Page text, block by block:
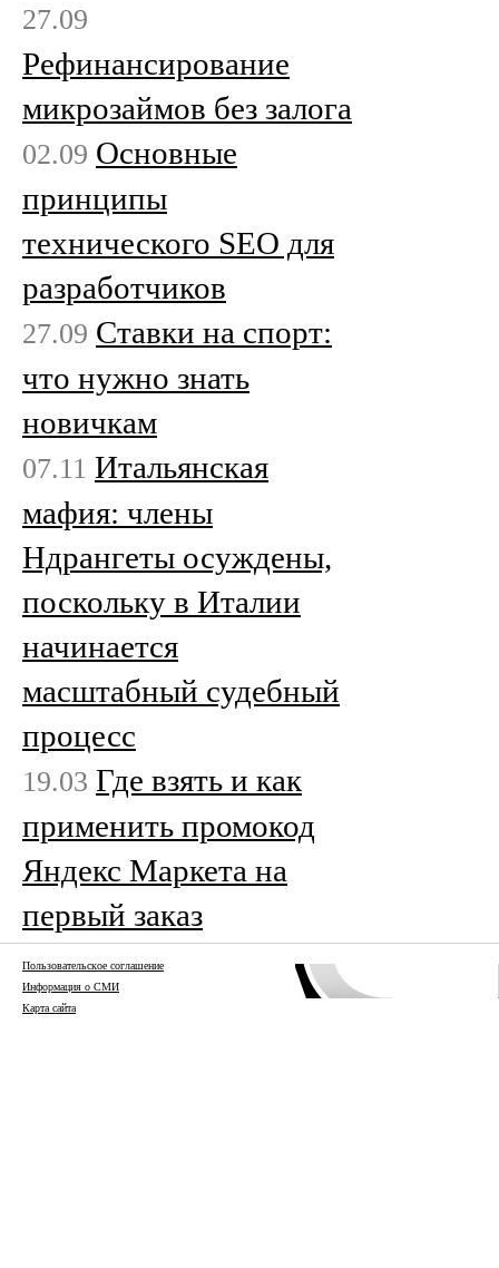
27.09
Рефинансирование
микрозаймов без залога
02.09 Основные
принципы
технического SEO для
разработчиков
27.09 Ставки на спорт:
что нужно знать
новичкам
07.11 Итальянская
мафия: члены
Ндрангеты осуждены,
поскольку в Италии
начинается
масштабный судебный
процесс
19.03 Где взять и как
применить промокод
Яндекс Маркета на
первый заказ
Пользовательское соглашение
Информация о СМИ
Карта сайта